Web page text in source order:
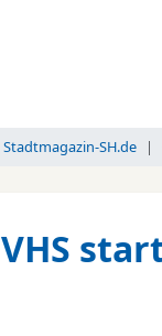
Stadtmagazin-SH.de
VHS